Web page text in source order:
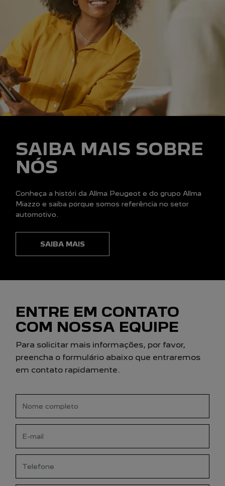
SAIBA MAIS SOBRE
NÓS
Conheça a históri da Allma Peugeot e do grupo Allma
Miazzo e saiba porque somos referência no setor
automotivo.
SAIBA MAIS
ENTRE EM CONTATO
COM NOSSA EQUIPE
Para solicitar mais informações, por favor,
preencha o formulário abaixo que entraremos
em contato rapidamente.